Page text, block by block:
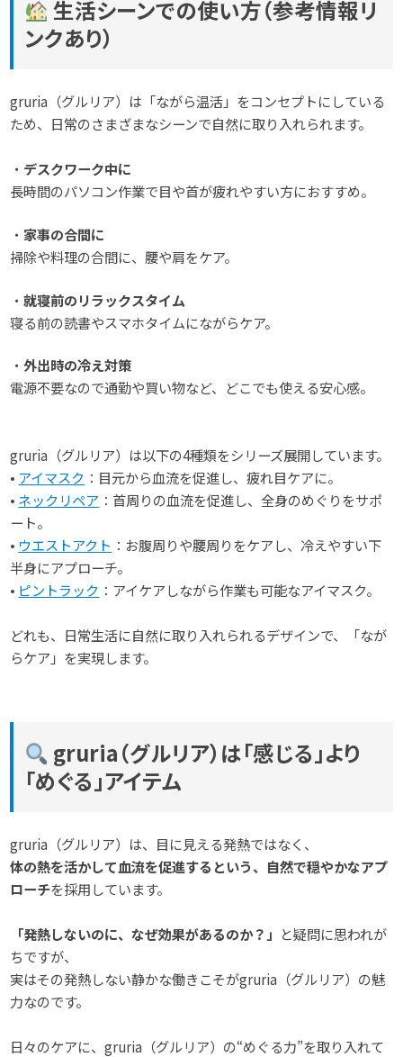
生活シーンでの使い方（参考情報リ
ンクあり）
gruria（グルリア）は「ながら温活」をコンセプトにしている
ため、日常のさまざまなシーンで自然に取り入れられます。
・ デスクワーク中に
長時間のパソコン作業で目や首が疲れやすい方におすすめ。
・ 家事の合間に
掃除や料理の合間に、腰や肩をケア。
・就寝前のリラックスタイム
寝る前の読書やスマホタイムにながらケア。
・外出時の冷え対策
電源不要なので通勤や買い物など、どこでも使える安心感。
gruria（グルリア）は以下の4種類をシリーズ展開しています。
• アイマスク ：目元から血流を促進し、疲れ目ケアに。
• ネックリペア ：首周りの血流を促進し、全身のめぐりをサポ
ート。
• ウエストアクト ：お腹周りや腰周りをケアし、冷えやすい下
半身にアプローチ。
• ピントラック ：アイケアしながら作業も可能なアイマスク。
どれも、日常生活に自然に取り入れられるデザインで、「なが
らケア」を実現します。
gruria（グルリア）は「感じる」より
「めぐる」アイテム
gruria（グルリア）は、目に見える発熱ではなく、
体の熱を活かして血流を促進するという、自然で穏やかなアプ
ローチを採用しています。
「発熱しないのに、なぜ効果があるのか？」 と疑問に思われが
ちですが、
実はその発熱しない静かな働きこそがgruria（グルリア）の魅
力なのです。
日々のケアに、gruria（グルリア）の“めぐる力”を取り入れて